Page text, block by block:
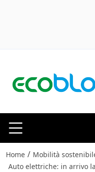
Home / Mobilità
Auto elettriche: in arrivo